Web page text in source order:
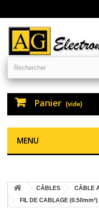
Panier (vide)
MENU
CÂBLES CÂBLE
FIL DE CABLAGE (0.50mm²)